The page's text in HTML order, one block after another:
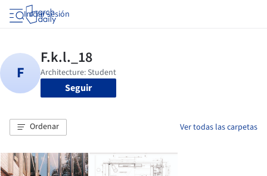
Iniciar sesión
Seguir
Ordenar Ver todas las carpetas